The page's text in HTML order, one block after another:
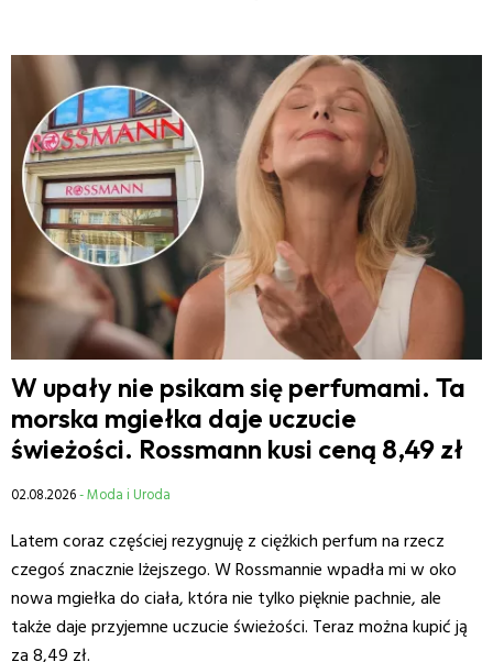
W upały nie psikam się perfumami. Ta
morska mgiełka daje uczucie
świeżości. Rossmann kusi ceną 8,49 zł
02.08.2026- Moda i Uroda
Latem coraz częściej rezygnuję z ciężkich perfum na rzecz
czegoś znacznie lżejszego. W Rossmannie wpadła mi w oko
nowa mgiełka do ciała, która nie tylko pięknie pachnie, ale
także daje przyjemne uczucie świeżości. Teraz można kupić ją